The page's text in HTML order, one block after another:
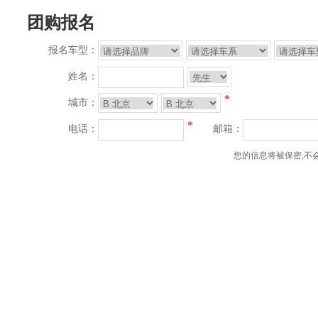
团购报名
报名车型：
姓名：
城市： *
电话： * 邮箱：
您的信息将被保密,不